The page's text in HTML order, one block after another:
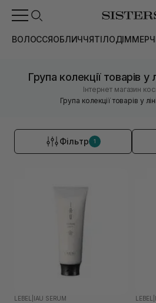
ВОЛОССЯОБЛИЧЧЯТІЛОДІММЕРЧ
Група колекції товарів у
Інтернет магазин
Група колекції товарів у
Фільтр 1
LEBEL IAU SERUM LEBEL